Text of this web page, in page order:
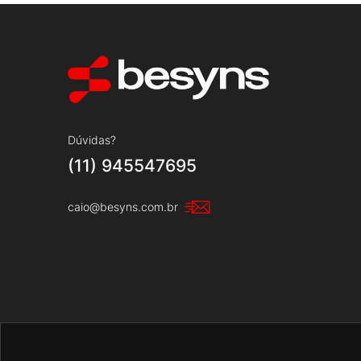
Dúvidas?
(11) 945547695
caio@besyns.com.br